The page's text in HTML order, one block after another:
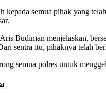
kepada semua pihak yang
Budiman menjelaskan,
sentra itu, pihaknya telah
semua polres untuk